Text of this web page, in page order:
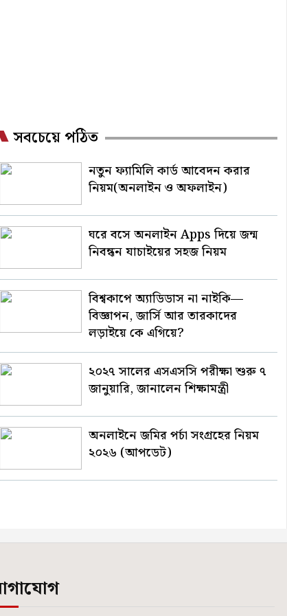
সবচেয়ে পঠিত
নতুন ফ্যামিলি কার্ড আবেদন করার
নিয়ম(অনলাইন ও অফলাইন)
ঘরে বসে অনলাইন Apps দিয়ে জন্ম
নিবন্ধন যাচাইয়ের সহজ নিয়ম
বিশ্বকাপে অ্যাডিডাস না নাইকি—
বিজ্ঞাপন, জার্সি আর তারকাদের
লড়াইয়ে কে এগিয়ে?
২০২৭ সালের এসএসসি পরীক্ষা শুরু ৭
জানুয়ারি, জানালেন শিক্ষামন্ত্রী
অনলাইনে জমির পর্চা সংগ্রহের নিয়ম
২০২৬ (আপডেট)